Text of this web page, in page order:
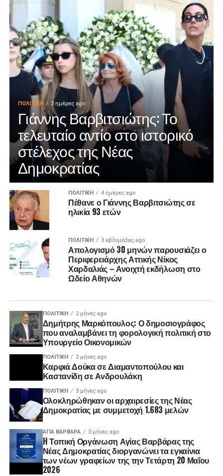
ΠΟΛΙΤΙΚΉ 2 ημέρες ago
Γιάννης Βαρβιτσιώτης: Το
τελευταίο αντίο στο ιστορικό
στέλεχος της Νέας
Δημοκρατίας
ΠΟΛΙΤΙΚΉ 4 ημέρες ago
Πέθανε ο Γιάννης Βαρβιτσιώτης σε
ηλικία 93 ετών
ΠΟΛΙΤΙΚΉ 3 εβδομάδες ago
Απολογισμό 30 μηνών παρουσιάζει ο
Περιφερειάρχης Αττικής Νίκος
Χαρδαλιάς – Ανοιχτή εκδήλωση στο
Ωδείο Αθηνών
ΠΟΛΙΤΙΚΉ 2 μήνες ago
Δημήτρης Μαρκόπουλος: Ο δημοσιογράφος
που αναλαμβάνει τη φορολογική πολιτική στο
Υπουργείο Οικονομικών
ΠΟΛΙΤΙΚΉ 2 μήνες ago
Καρφιά Δούκα σε Διαμαντοπούλου και
Καστανίδη σε Ανδρουλάκη
ΠΟΛΙΤΙΚΉ 3 μήνες ago
Ολοκληρώθηκαν οι αρχαιρεσίες της Νέας
Δημοκρατίας με συμμετοχή 1.683 μελών
ΑΓΙΑ ΒΑΡΒΑΡΑ 3 μήνες ago
H Τοπική Οργάνωση Αγίας Βαρβάρας της
Νέας Δημοκρατίας διοργανώνει τα εγκαίνια
των νέων γραφείων της την Τετάρτη 20 Μαΐου
2026